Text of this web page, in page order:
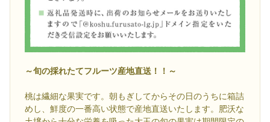
～旬の採れたてフルーツ産地直送！！～
桃は繊細な果実です。朝もぎしてからその日のうちに箱詰
めし、鮮度の一番高い状態で産地直送いたします。肥沃な